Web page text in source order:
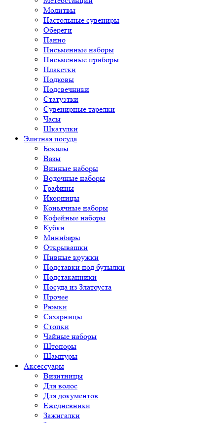
Молитвы
Настольные сувениры
Обереги
Панно
Письменные наборы
Письменные приборы
Плакетки
Подковы
Подсвечники
Статуэтки
Сувенирные тарелки
Часы
Шкатулки
Элитная посуда
Бокалы
Вазы
Винные наборы
Водочные наборы
Графины
Икорницы
Коньячные наборы
Кофейные наборы
Кубки
Минибары
Открывашки
Пивные кружки
Подставки под бутылки
Подстаканники
Посуда из Златоуста
Прочее
Рюмки
Сахарницы
Стопки
Чайные наборы
Штопоры
Шампуры
Аксессуары
Визитницы
Для волос
Для документов
Ежедневники
Зажигалки